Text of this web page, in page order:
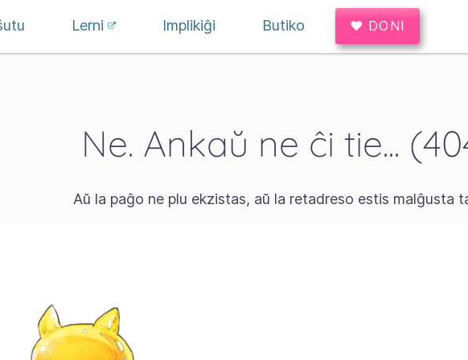
Lerni Implikiĝi Butiko ♥ DONI
Ne. Ankaŭ ne ĉi tie...
Aŭ la paĝo ne plu ekzistas, aŭ la retadreso estis malĝusta